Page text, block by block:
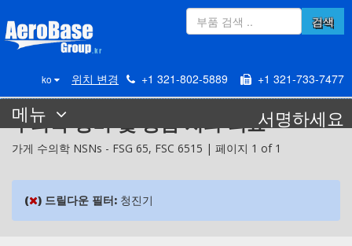
ko 위치 변경 +1 321-802-5889 +1 321-733-7477
검색
메뉴 서명하세요
수의학 장비 및 용품 치과 의료
가게 수의학 NSNs - FSG 65, FSC 6515 | 페이지 1 of 1
( ) 드릴다운 필터: 청진기